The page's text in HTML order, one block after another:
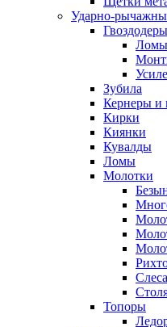
Ударно-
Гвоздодеры
Зубила
Кернеры и
Кирки
Киянки
Кувалды
Ломы
Молотки
Топоры